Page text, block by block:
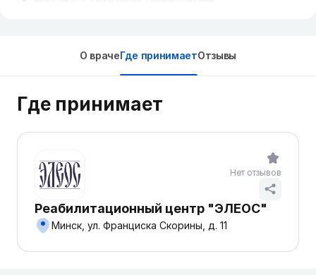
О врачеГде принимаетОтзывы
Где принимает
Реабилитационный центр "ЭЛЕОС"
Минск, ул. Франциска Скорины, д. 11
Нет отзывов